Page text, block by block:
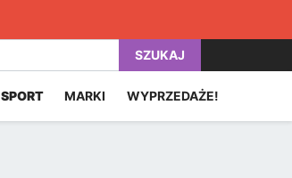
SZUKAJ
SPORT MARKI WYPRZEDAŻE!